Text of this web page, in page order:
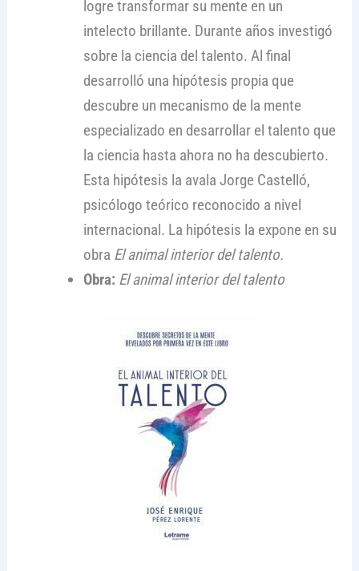
logre transformar su mente en un
intelecto brillante. Durante años investigó
sobre la ciencia del talento. Al final
desarrolló una hipótesis propia que
descubre un mecanismo de la mente
especializado en desarrollar el talento que
la ciencia hasta ahora no ha descubierto.
Esta hipótesis la avala Jorge Castelló,
psicólogo teórico reconocido a nivel
internacional. La hipótesis la expone en su
obra El animal interior del talento.
Obra: El animal interior del talento